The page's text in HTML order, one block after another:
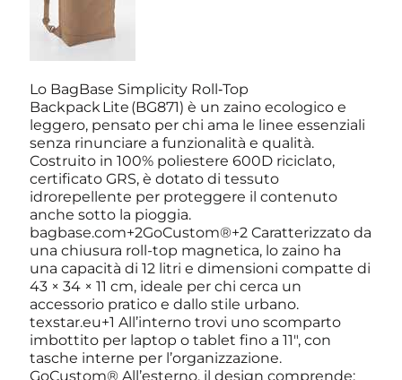
Lo BagBase Simplicity Roll‑Top
Backpack Lite (BG871) è un zaino ecologico e
leggero, pensato per chi ama le linee essenziali
senza rinunciare a funzionalità e qualità.
Costruito in 100% poliestere 600D riciclato,
certificato GRS, è dotato di tessuto
idrorepellente per proteggere il contenuto
anche sotto la pioggia.
bagbase.com+2GoCustom®+2 Caratterizzato da
una chiusura roll-top magnetica, lo zaino ha
una capacità di 12 litri e dimensioni compatte di
43 × 34 × 11 cm, ideale per chi cerca un
accessorio pratico e dallo stile urbano.
texstar.eu+1 All’interno trovi uno scomparto
imbottito per laptop o tablet fino a 11″, con
tasche interne per l’organizzazione.
GoCustom® All’esterno, il design comprende: